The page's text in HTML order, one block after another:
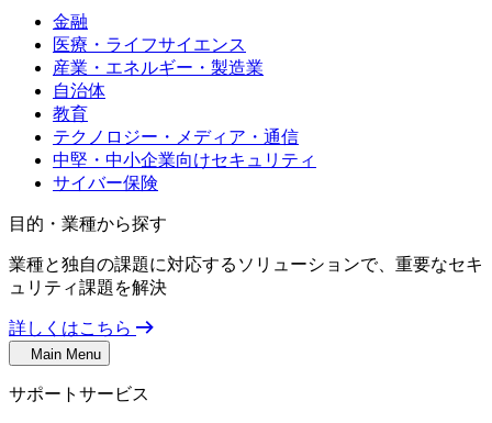
金融
医療・ライフサイエンス
産業・エネルギー・製造業
自治体
教育
テクノロジー・メディア・通信
中堅・中小企業向けセキュリティ
サイバー保険
目的・業種から探す
業種と独自の課題に対応するソリューションで、重要なセキ
ュリティ課題を解決
詳しくはこちら
Main Menu
サポートサービス